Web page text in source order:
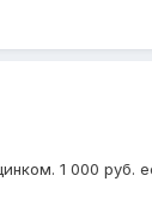
1 000 руб.